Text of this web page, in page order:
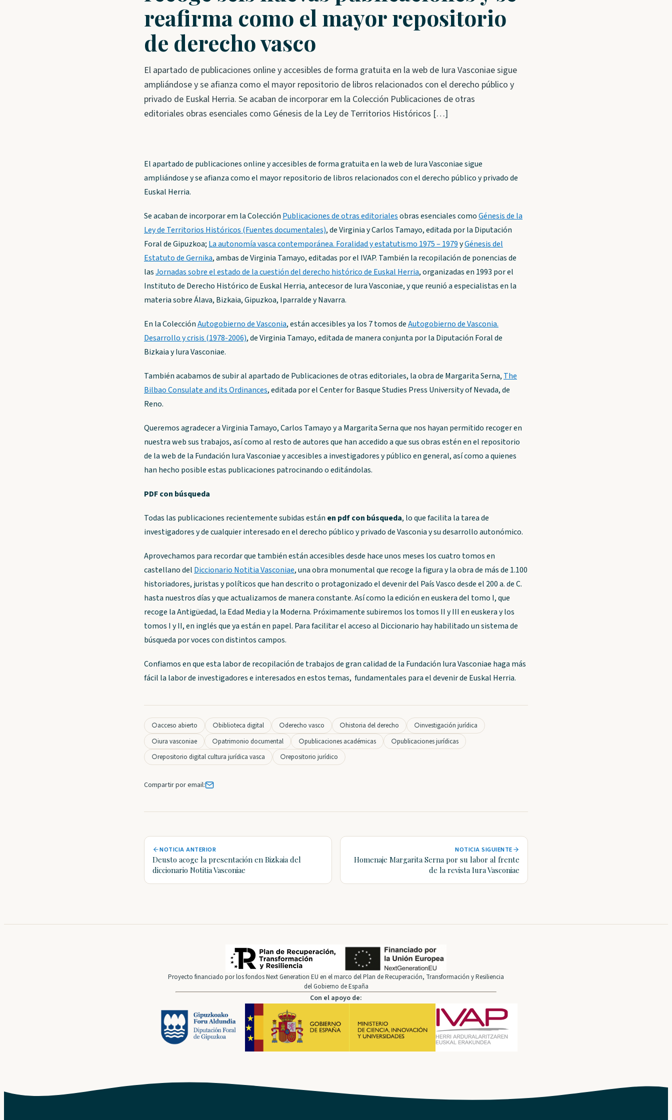
reafirma como el mayor repositorio
de derecho vasco
El apartado de publicaciones online y accesibles de forma gratuita en la web de Iura Vasconiae sigue
ampliándose y se afianza como el mayor repositorio de libros relacionados con el derecho público y
privado de Euskal Herria. Se acaban de incorporar em la Colección Publicaciones de otras
editoriales obras esenciales como Génesis de la Ley de Territorios Históricos […]
El apartado de publicaciones online y accesibles de forma gratuita en la web de Iura Vasconiae sigue
ampliándose y se afianza como el mayor repositorio de libros relacionados con el derecho público y privado de
Euskal Herria.
Se acaban de incorporar em la Colección Publicaciones de otras editorialesobras esenciales comoGénesis de la
Ley de Territorios Históricos (Fuentes documentales), de Virginia y Carlos Tamayo, editada por la Diputación
Foral de Gipuzkoa; La autonomía vasca contemporánea. Foralidad y estatutismo 1975 – 1979yGénesis del
Estatuto de Gernika, ambas de Virginia Tamayo, editadas por el IVAP. También la recopilación de ponencias de
lasJornadas sobre el estado de la cuestión del derecho histórico de Euskal Herria, organizadas en 1993 por el
Instituto de Derecho Histórico de Euskal Herria, antecesor de Iura Vasconiae, y que reunió a especialistas en la
materia sobre Álava, Bizkaia, Gipuzkoa, Iparralde y Navarra.
En la ColecciónAutogobierno de Vasconia, están accesibles ya los 7 tomos deAutogobierno de Vasconia.
Desarrollo y crisis (1978-2006), de Virginia Tamayo, editada de manera conjunta por la Diputación Foral de
Bizkaia y Iura Vasconiae.
También acabamos de subir al apartado de Publicaciones de otras editoriales, la obra de Margarita Serna, The
Bilbao Consulate and its Ordinances, editada por el Center for Basque Studies Press University of Nevada, de
Reno.
Queremos agradecer a Virginia Tamayo, Carlos Tamayo y a Margarita Serna que nos hayan permitido recoger en
nuestra web sus trabajos, así como al resto de autores que han accedido a que sus obras estén en el repositorio
de la web de la Fundación Iura Vasconiae y accesibles a investigadores y público en general, así como a quienes
han hecho posible estas publicaciones patrocinando o editándolas.
PDF con búsqueda
Todas las publicaciones recientemente subidas están en pdf con búsqueda, lo que facilita la tarea de
investigadores y de cualquier interesado en el derecho público y privado de Vasconia y su desarrollo autonómico.
Aprovechamos para recordar que también están accesibles desde hace unos meses los cuatro tomos en
castellano del Diccionario Notitia Vasconiae, una obra monumental que recoge la figura y la obra de más de 1.100
historiadores, juristas y políticos que han descrito o protagonizado el devenir del País Vasco desde el 200 a. de C.
hasta nuestros días y que actualizamos de manera constante. Así como la edición en euskera del tomo I, que
recoge la Antigüedad, la Edad Media y la Moderna. Próximamente subiremos los tomos II y III en euskera y los
tomos I y II, en inglés que ya están en papel. Para facilitar el acceso al Diccionario hay habilitado un sistema de
búsqueda por voces con distintos campos.
Confiamos en que esta labor de recopilación de trabajos de gran calidad de la Fundación Iura Vasconiae haga más
fácil la labor de investigadores e interesados en estos temas, fundamentales para el devenir de Euskal Herria.
○acceso abierto ○biblioteca digital ○derecho vasco ○historia del derecho ○investigación jurídica
○iura vasconiae ○patrimonio documental ○publicaciones académicas ○publicaciones jurídicas
○repositorio digital cultura jurídica vasca ○repositorio jurídico
Compartir por email:
NOTICIA ANTERIOR
Deusto acoge la presentación en Bizkaia del
diccionario Notitia Vasconiae
NOTICIA SIGUIENTE
Homenaje Margarita Serna por su labor al frente
de la revista Iura Vasconiae
Proyecto financiado por los fondos Next Generation EU en el marco del Plan de Recuperación, Transformación y Resiliencia
del Gobierno de España
Con el apoyo de: